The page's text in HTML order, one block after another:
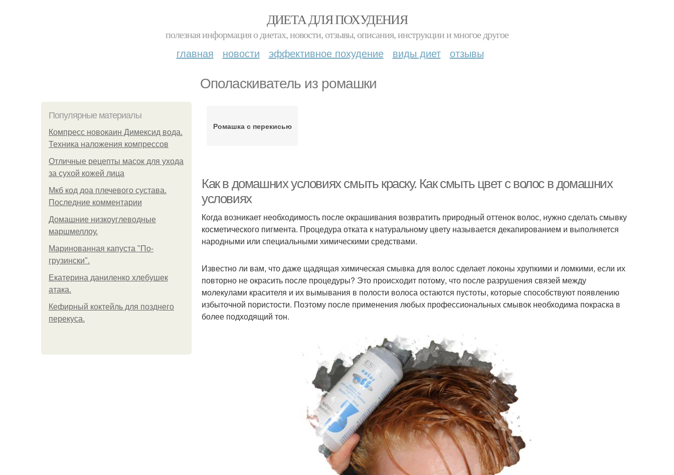
ДИЕТА ДЛЯ ПОХУДЕНИЯ
полезная информация о диетах, новости, отзывы, описания, инструкции и многое другое
главная новости эффективное похудение виды диет отзывы
Ополаскиватель из ромашки
Популярные материалы
Компресс новокаин Димексид вода.
Техника наложения компрессов
Отличные рецепты масок для ухода
за сухой кожей лица
Мкб код доа плечевого сустава.
Последние комментарии
Домашние низкоуглеводные
маршмеллоу.
Маринованная капуста "По-
грузински".
Екатерина даниленко хлебушек
атака.
Кефирный коктейль для позднего
перекуса.
Ромашка с перекисью
Как в домашних условиях смыть краску. Как смыть цвет с волос в домашних
условиях
Когда возникает необходимость после окрашивания возвратить природный оттенок волос, нужно сделать смывку
косметического пигмента. Процедура отката к натуральному цвету называется декапированием и выполняется
народными или специальными химическими средствами.
Известно ли вам, что даже щадящая химическая смывка для волос сделает локоны хрупкими и ломкими, если их
повторно не окрасить после процедуры? Это происходит потому, что после разрушения связей между
молекулами красителя и их вымывания в полости волоса остаются пустоты, которые способствуют появлению
избыточной пористости. Поэтому после применения любых профессиональных смывок необходима покраска в
более подходящий тон.